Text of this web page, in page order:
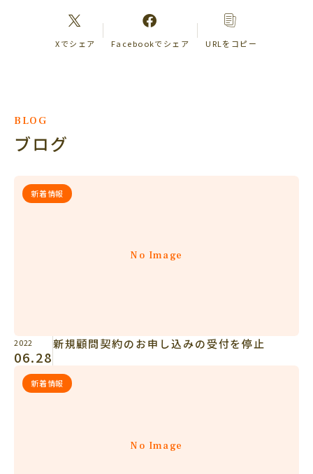
Xでシェア Facebookでシェア URLをコピー
BLOG
ブログ
No Image
新着情報
2022
06.28
新規顧問契約のお申し込みの受付を停止
No Image
新着情報